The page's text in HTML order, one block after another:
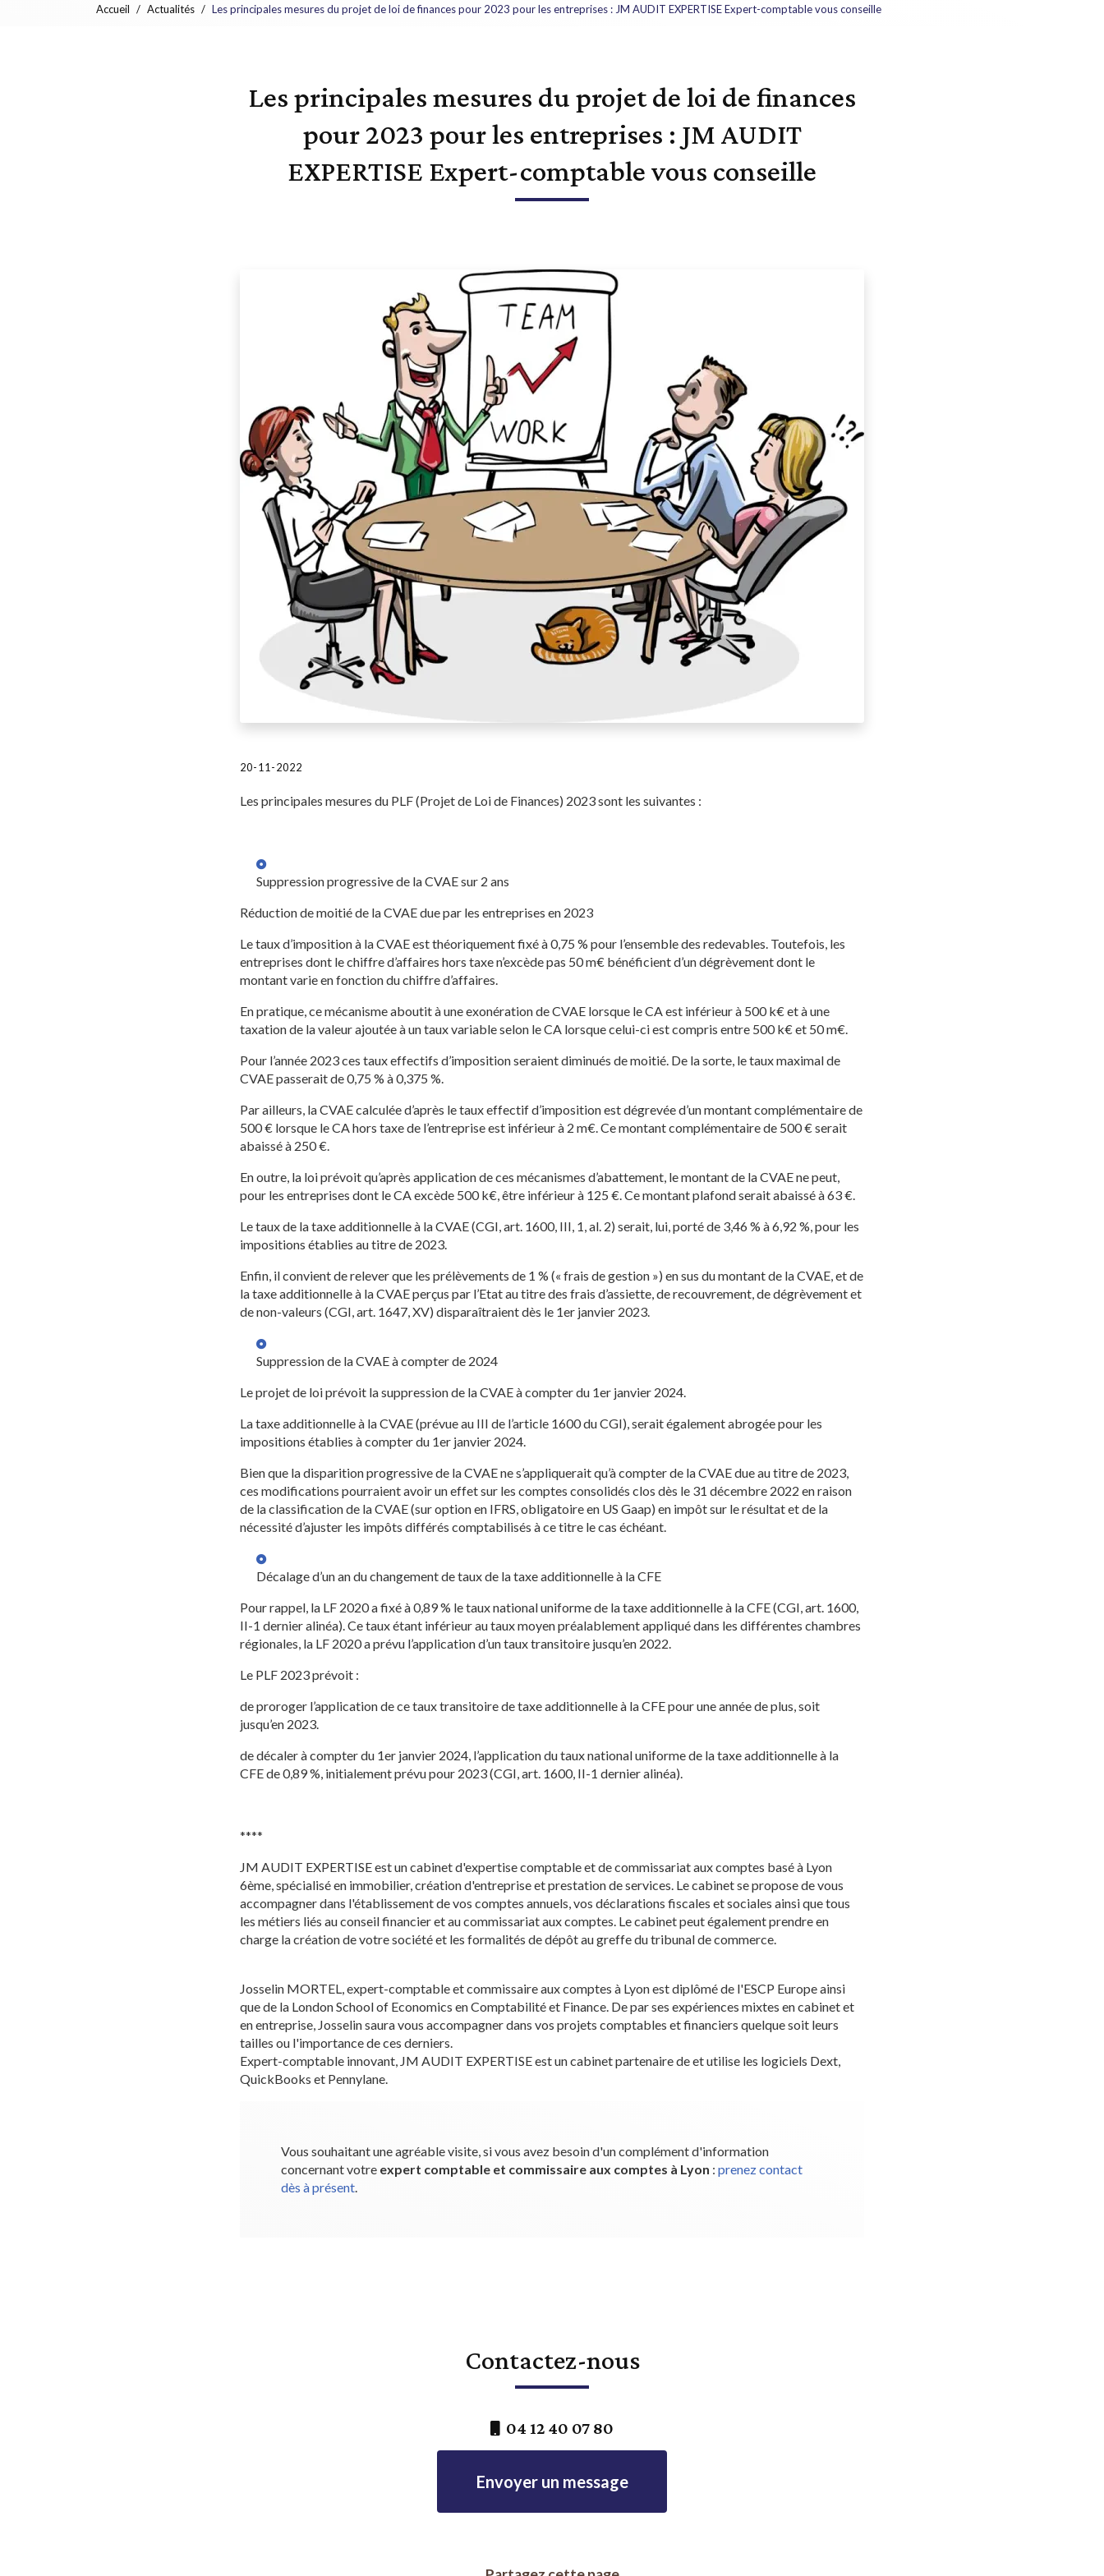
Accueil Actualités Les principales mesures du projet de loi de finances pour 2023 pour les entreprises : JM AUDIT EXPERTISE Expert-comptable vous conseille
Les principales mesures du projet de loi de finances
pour 2023 pour les entreprises : JM AUDIT
EXPERTISE Expert-comptable vous conseille
20-11-2022
Les principales mesures du PLF (Projet de Loi de Finances) 2023 sont les suivantes :
Suppression progressive de la CVAE sur 2 ans
Réduction de moitié de la CVAE due par les entreprises en 2023
Le taux d’imposition à la CVAE est théoriquement fixé à 0,75 % pour l’ensemble des redevables. Toutefois, les
entreprises dont le chiffre d’affaires hors taxe n’excède pas 50 m€ bénéficient d’un dégrèvement dont le
montant varie en fonction du chiffre d’affaires.
En pratique, ce mécanisme aboutit à une exonération de CVAE lorsque le CA est inférieur à 500 k€ et à une
taxation de la valeur ajoutée à un taux variable selon le CA lorsque celui-ci est compris entre 500 k€ et 50 m€.
Pour l’année 2023 ces taux effectifs d’imposition seraient diminués de moitié. De la sorte, le taux maximal de
CVAE passerait de 0,75 % à 0,375 %.
Par ailleurs, la CVAE calculée d’après le taux effectif d’imposition est dégrevée d’un montant complémentaire de
500 € lorsque le CA hors taxe de l’entreprise est inférieur à 2 m€. Ce montant complémentaire de 500 € serait
abaissé à 250 €.
En outre, la loi prévoit qu’après application de ces mécanismes d’abattement, le montant de la CVAE ne peut,
pour les entreprises dont le CA excède 500 k€, être inférieur à 125 €. Ce montant plafond serait abaissé à 63 €.
Le taux de la taxe additionnelle à la CVAE (CGI, art. 1600, III, 1, al. 2) serait, lui, porté de 3,46 % à 6,92 %, pour les
impositions établies au titre de 2023.
Enfin, il convient de relever que les prélèvements de 1 % (« frais de gestion ») en sus du montant de la CVAE, et de
la taxe additionnelle à la CVAE perçus par l’Etat au titre des frais d’assiette, de recouvrement, de dégrèvement et
de non-valeurs (CGI, art. 1647, XV) disparaîtraient dès le 1er janvier 2023.
Suppression de la CVAE à compter de 2024
Le projet de loi prévoit la suppression de la CVAE à compter du 1er janvier 2024.
La taxe additionnelle à la CVAE (prévue au III de l’article 1600 du CGI), serait également abrogée pour les
impositions établies à compter du 1er janvier 2024.
Bien que la disparition progressive de la CVAE ne s’appliquerait qu’à compter de la CVAE due au titre de 2023,
ces modifications pourraient avoir un effet sur les comptes consolidés clos dès le 31 décembre 2022 en raison
de la classification de la CVAE (sur option en IFRS, obligatoire en US Gaap) en impôt sur le résultat et de la
nécessité d’ajuster les impôts différés comptabilisés à ce titre le cas échéant.
Décalage d’un an du changement de taux de la taxe additionnelle à la CFE
Pour rappel, la LF 2020 a fixé à 0,89 % le taux national uniforme de la taxe additionnelle à la CFE (CGI, art. 1600,
II-1 dernier alinéa). Ce taux étant inférieur au taux moyen préalablement appliqué dans les différentes chambres
régionales, la LF 2020 a prévu l’application d’un taux transitoire jusqu’en 2022.
Le PLF 2023 prévoit :
de proroger l’application de ce taux transitoire de taxe additionnelle à la CFE pour une année de plus, soit
jusqu’en 2023.
de décaler à compter du 1er janvier 2024, l’application du taux national uniforme de la taxe additionnelle à la
CFE de 0,89 %, initialement prévu pour 2023 (CGI, art. 1600, II-1 dernier alinéa).
****
JM AUDIT EXPERTISE est un cabinet d'expertise comptable et de commissariat aux comptes basé à Lyon
6ème, spécialisé en immobilier, création d'entreprise et prestation de services. Le cabinet se propose de vous
accompagner dans l'établissement de vos comptes annuels, vos déclarations fiscales et sociales ainsi que tous
les métiers liés au conseil financier et au commissariat aux comptes. Le cabinet peut également prendre en
charge la création de votre société et les formalités de dépôt au greffe du tribunal de commerce.
Josselin MORTEL, expert-comptable et commissaire aux comptes à Lyon est diplômé de l'ESCP Europe ainsi
que de la London School of Economics en Comptabilité et Finance. De par ses expériences mixtes en cabinet et
en entreprise, Josselin saura vous accompagner dans vos projets comptables et financiers quelque soit leurs
tailles ou l'importance de ces derniers.
Expert-comptable innovant, JM AUDIT EXPERTISE est un cabinet partenaire de et utilise les logiciels Dext,
QuickBooks et Pennylane.
Vous souhaitant une agréable visite, si vous avez besoin d'un complément d'information
concernant votre expert comptable et commissaire aux comptes à Lyon : prenez contact
dès à présent
Contactez-nous
04 12 40 07 80
Envoyer un message